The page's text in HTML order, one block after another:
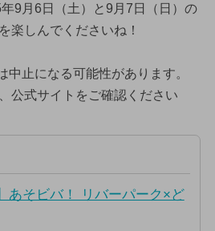
9月6日（土）と9月7日（日）の
楽しんでくださいね！
止になる可能性があります。
公式サイトをご確認ください
あそビバ！ リバーパーク×ど